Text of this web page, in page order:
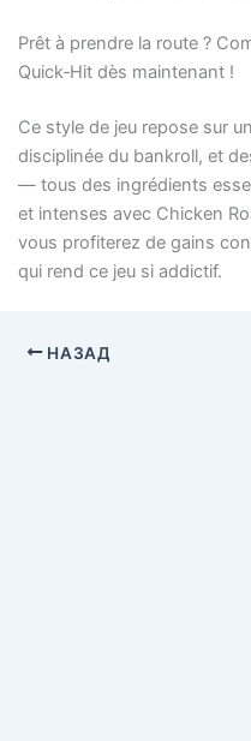
Prêt à prendre la route ?
Quick‑Hit dès maintenant !
Ce style de jeu repose sur
disciplinée du bankroll, et
— tous des ingrédients
et intenses avec Chicken
vous profiterez de gains
qui rend ce jeu si addictif.
НАЗАД